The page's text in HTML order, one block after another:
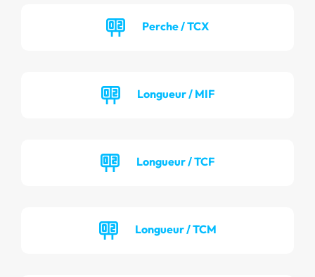
Perche / TCX
Longueur / MIF
Longueur / TCF
Longueur / TCM